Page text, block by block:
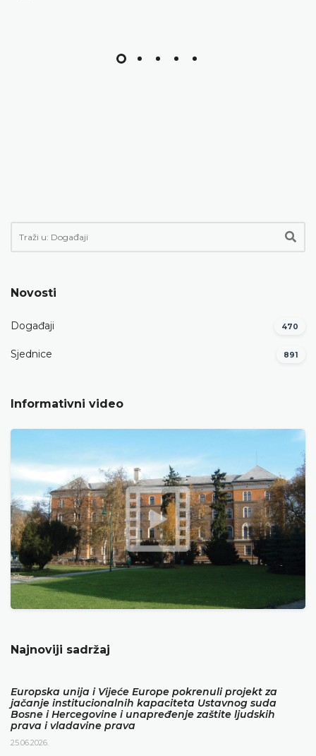
Novosti
Događaji 470
Sjednice 891
Informativni video
Najnoviji sadržaj
Europska unija i Vijeće Europe pokrenuli projekt za
jačanje institucionalnih kapaciteta Ustavnog suda
Bosne i Hercegovine i unapređenje zaštite ljudskih
prava i vladavine prava
25.06.2026.